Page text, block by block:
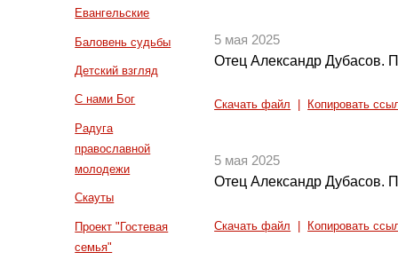
Евангельские
Баловень судьбы
Детский взгляд
С нами Бог
Радуга
православной
молодежи
Скауты
Проект "Гостевая
семья"
5 мая 2025
Отец Александр Дубасов.
Скачать файл Копировать
5 мая 2025
Отец Александр Дубасов.
Скачать файл Копировать